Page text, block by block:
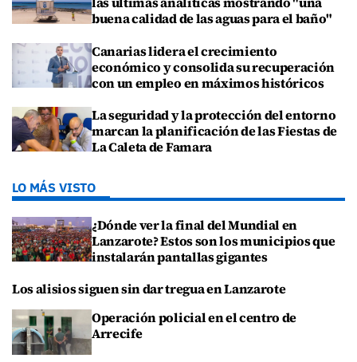
buena calidad de las aguas para el baño"
Canarias lidera el crecimiento
económico y consolida su recuperación
con un empleo en máximos históricos
La seguridad y la protección del entorno
marcan la planificación de las Fiestas de
La Caleta de Famara
LO MÁS VISTO
¿Dónde ver la final del Mundial en
Lanzarote? Estos son los municipios que
instalarán pantallas gigantes
Los alisios siguen sin dar tregua en Lanzarote
Operación policial en el centro de
Arrecife